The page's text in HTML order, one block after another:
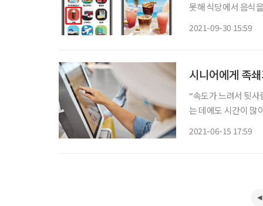
못해 식당에서 음식
2021-09-30 15:59
시니어에게 족
“속도가 느려서 뒷
는 데에도 시간이 많
2021-06-15 17:59